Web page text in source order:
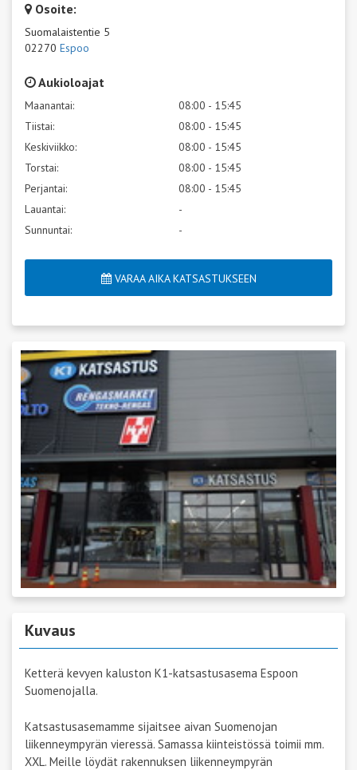
Osoite:
Suomalaistentie 5
02270 Espoo
Aukioloajat
Maanantai:
08:00 - 15:45
Tiistai:
08:00 - 15:45
Keskiviikko:
08:00 - 15:45
Torstai:
08:00 - 15:45
Perjantai:
08:00 - 15:45
Lauantai:
-
Sunnuntai:
-
VARAA AIKA KATSASTUKSEEN
Kuvaus
Ketterä kevyen kaluston K1-katsastusasema Espoon
Suomenojalla.
Katsastusasemamme sijaitsee aivan Suomenojan
liikenneympyrän vieressä. Samassa kiinteistössä toimii mm.
XXL. Meille löydät rakennuksen liikenneympyrän